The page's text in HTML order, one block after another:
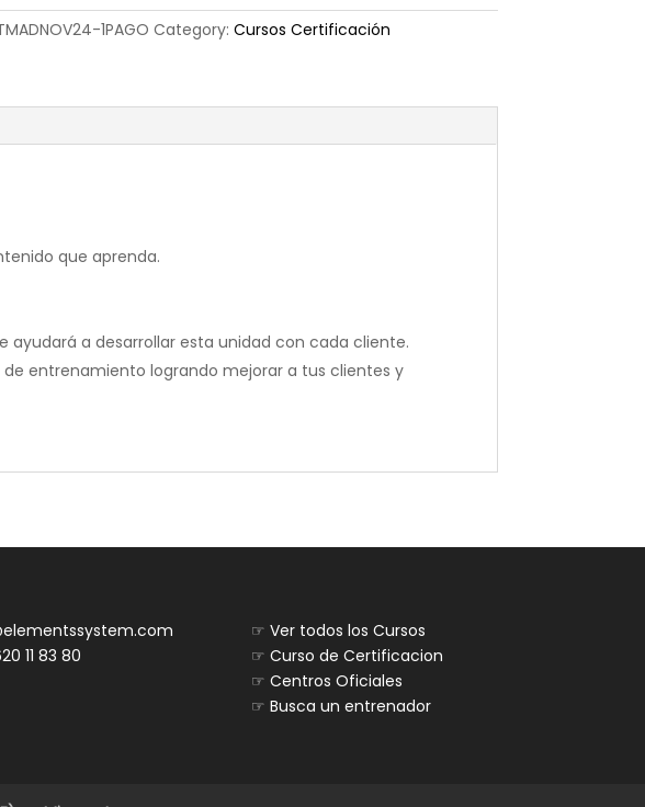
1PAGO Category: Cursos Certificación
que aprenda.
ayudará a desarrollar esta unidad con cada cliente.
entrenamiento logrando mejorar a tus clientes y
11 83 80
☞Ver todos los Cursos
☞Curso de Certificacion
☞Centros Oficiales
☞Busca un entrenador